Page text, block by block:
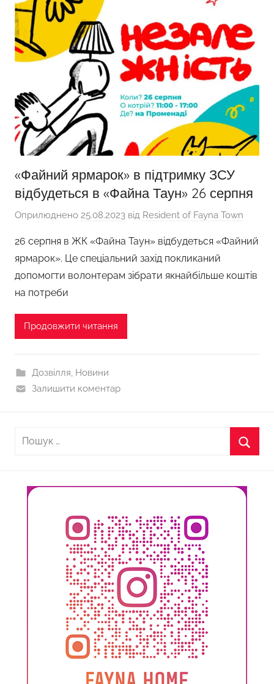
«Файний ярмарок» в підтримку ЗСУ
відбудеться в «Файна Таун» 26 серпня
Оприлюднено 25.08.2023 від Resident of Fayna Town
26 серпня в ЖК «Файна Таун» відбудеться «Файний
ярмарок». Це спеціальний захід покликаний
допомогти волонтерам зібрати якнайбільше коштів
на потреби
Продовжити читання
Дозвілля Новини
Залишити коментар
Пошук: